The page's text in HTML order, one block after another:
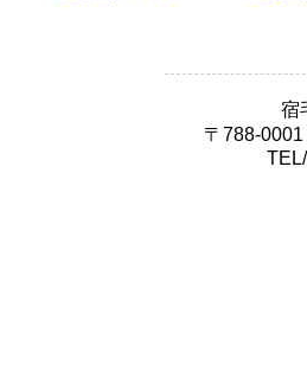
宿
〒788-